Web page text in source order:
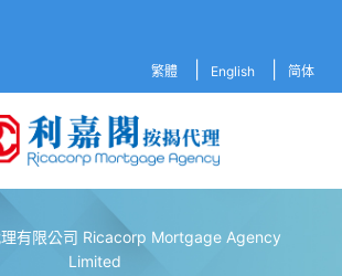
繁體 English 简体
有限公司 Ricacorp Mortgage Agency
Limited